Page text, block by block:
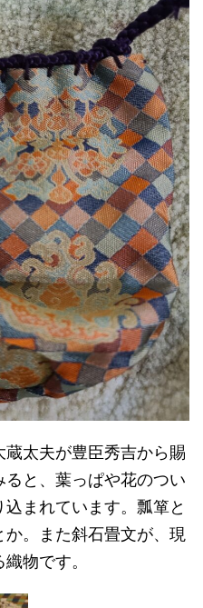
太夫が豊臣秀吉から賜
と、葉っぱや花のつい
まれています。瓢箪と
。また斜石畳文が、現
物です。